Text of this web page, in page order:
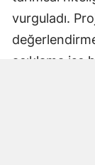
vurguladı.
açıklama ise